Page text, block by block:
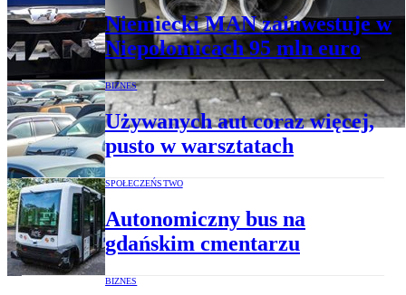
Niemiecki MAN zainwestuje w
Niepołomicach 95 mln euro
BIZNES
Używanych aut coraz więcej,
pusto w warsztatach
SPOŁECZEŃSTWO
Autonomiczny bus na
gdańskim cmentarzu
BIZNES